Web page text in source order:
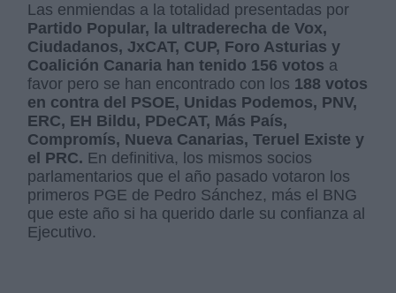
Las enmiendas a la totalidad presentadas por
Partido Popular, la ultraderecha de Vox,
Ciudadanos, JxCAT, CUP, Foro Asturias y
Coalición Canaria han tenido 156 votos a
favor pero se han encontrado con los 188 votos
en contra del PSOE, Unidas Podemos, PNV,
ERC, EH Bildu, PDeCAT, Más País,
Compromís, Nueva Canarias, Teruel Existe y
el PRC. En definitiva, los mismos socios
parlamentarios que el año pasado votaron los
primeros PGE de Pedro Sánchez, más el BNG
que este año si ha querido darle su confianza al
Ejecutivo.